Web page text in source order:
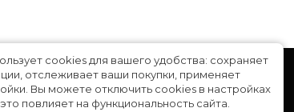
cookies для вашего удобства: сохраняет
отслеживает ваши покупки, применяет
Вы можете отключить cookies в настройках
повлияет на функциональность сайта.